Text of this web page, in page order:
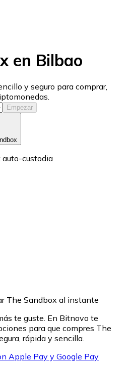
en Bilbao
y seguro para comprar,
Empezar
auto-custodia
The Sandbox al instante
te guste. En Bitnovo te
para que compres The
rápida y sencilla.
Apple Pay y Google Pay